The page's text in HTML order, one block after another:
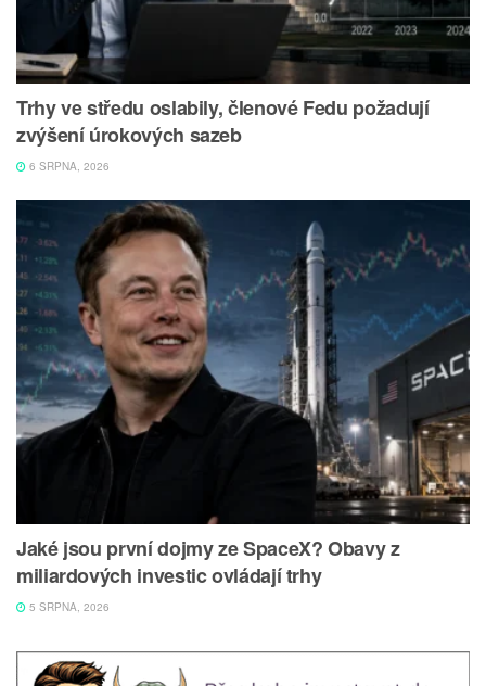
Trhy ve středu oslabily, členové Fedu požadují
zvýšení úrokových sazeb
6 SRPNA, 2026
Jaké jsou první dojmy ze SpaceX? Obavy z
miliardových investic ovládají trhy
5 SRPNA, 2026